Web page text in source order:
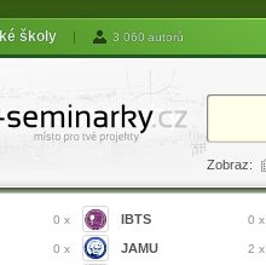
školy | 3 060 autorů
Zobraz:
0 x
0 x
IBTS 0 x
JAMU 2 x